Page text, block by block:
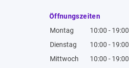
Öffnungszeiten
Montag
10:00 - 19:00
Dienstag
10:00 - 19:00
Mittwoch
10:00 - 19:00